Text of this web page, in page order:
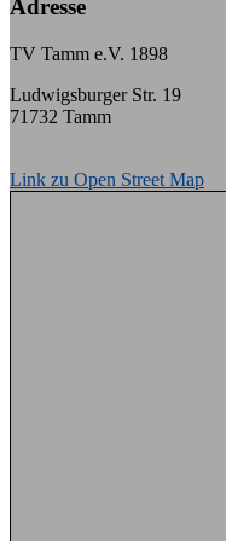
Adresse
TV Tamm e.V. 1898
Ludwigsburger Str. 19
71732 Tamm
Link zu Open Street Map